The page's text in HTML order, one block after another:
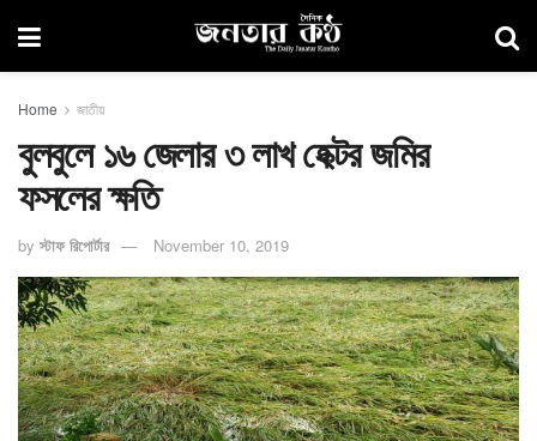
Home জাতীয়
বুলবুলে ১৬ জেলার ৩ লাখ হেক্টর জমির
ফসলের ক্ষতি
by স্টাফ রিপোর্টার November 10, 2019